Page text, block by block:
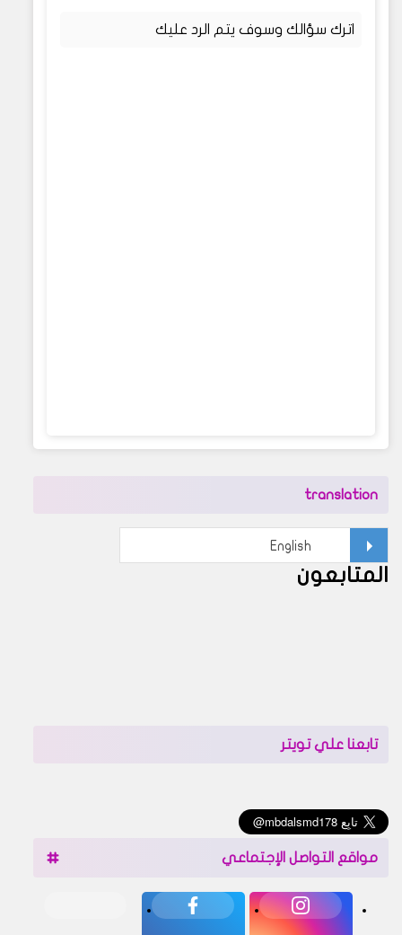
اترك سؤالك وسوف يتم الرد عليك
translation
المتابعون
تابعنا علي تويتر
مواقع التواصل الإجتماعي